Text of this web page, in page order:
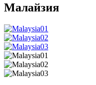
Малайзия